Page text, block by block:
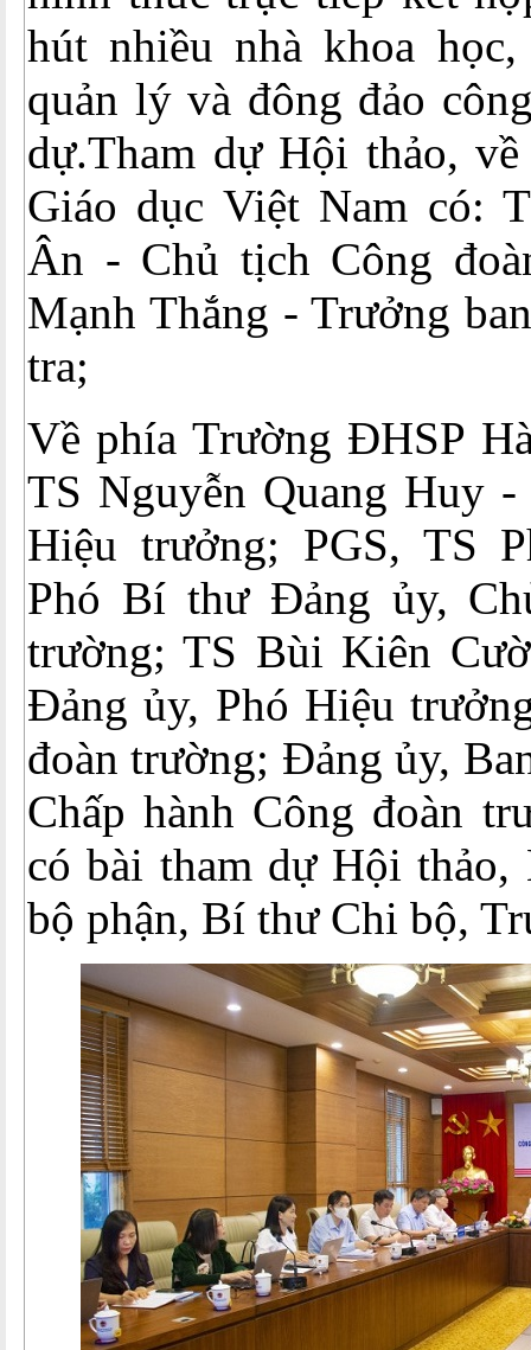
hút nhiều nhà khoa
quản lý và đông đảo
dự.Tham dự Hội thảo,
Giáo dục Việt Nam có:
Ân - Chủ tịch Công
Mạnh Thắng - Trưởng
tra;
Về phía Trường ĐHSP
TS Nguyễn Quang Huy
Hiệu trưởng; PGS, TS
Phó Bí thư Đảng ủy,
trường; TS Bùi Kiên
Đảng ủy, Phó Hiệu
đoàn trường; Đảng ủy,
Chấp hành Công đoàn
có bài tham dự Hội thảo,
bộ phận, Bí thư Chi bộ,